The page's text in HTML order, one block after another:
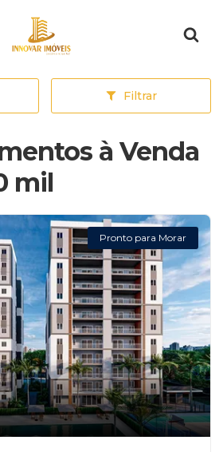
Página inicial
Filtrar
à Venda
mil
Pronto para Morar